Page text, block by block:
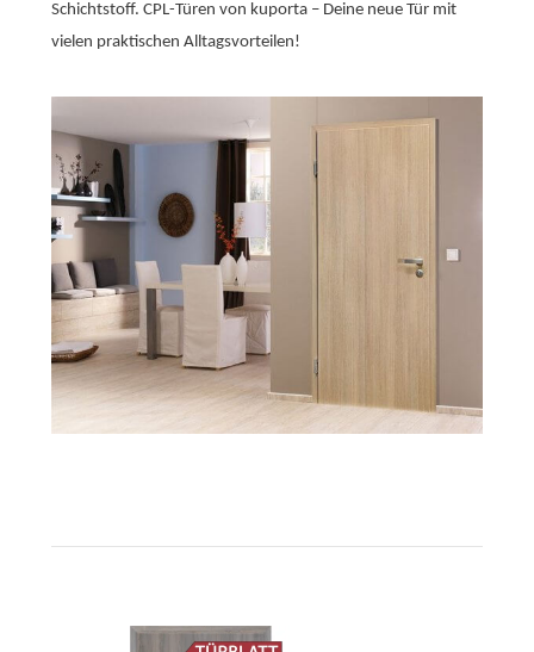
Schichtstoff. CPL-Türen von kuporta – Deine neue Tür mit
vielen praktischen Alltagsvorteilen!